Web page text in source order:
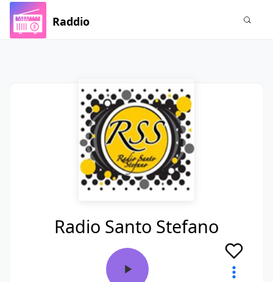
Raddio
Radio Santo Stefano